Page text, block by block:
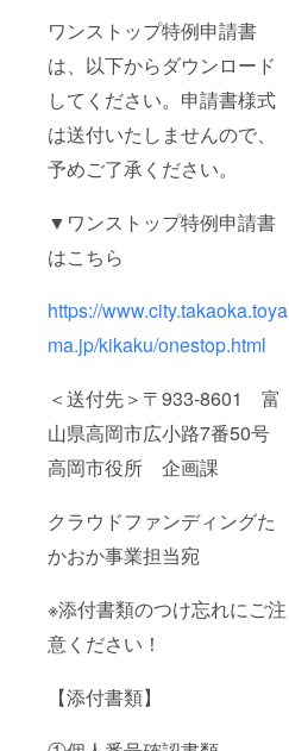
ワンストップ特例申請書
は、以下からダウンロード
してください。申請書様式
は送付いたしませんので、
予めご了承ください。
▼ワンストップ特例申請書
はこちら
https://www.city.takaoka.toya
ma.jp/kikaku/onestop.html
＜送付先＞〒933-8601 富
山県高岡市広小路7番50号
高岡市役所 企画課
クラウドファンディングた
かおか事業担当宛
※添付書類のつけ忘れにご注
意ください！
【添付書類】